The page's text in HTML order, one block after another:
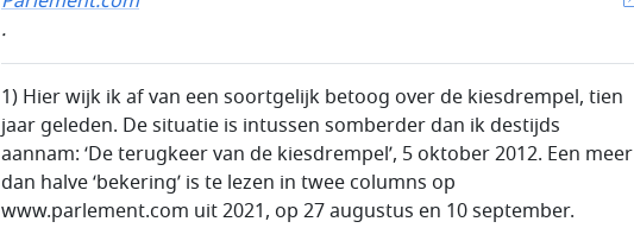
.
1) Hier wijk ik af van een soortgelijk betoog over de kiesdrempel, tien
jaar geleden. De situatie is intussen somberder dan ik destijds
aannam: ‘De terugkeer van de kiesdrempel’, 5 oktober 2012. Een meer
dan halve ‘bekering’ is te lezen in twee columns op
www.parlement.com uit 2021, op 27 augustus en 10 september.